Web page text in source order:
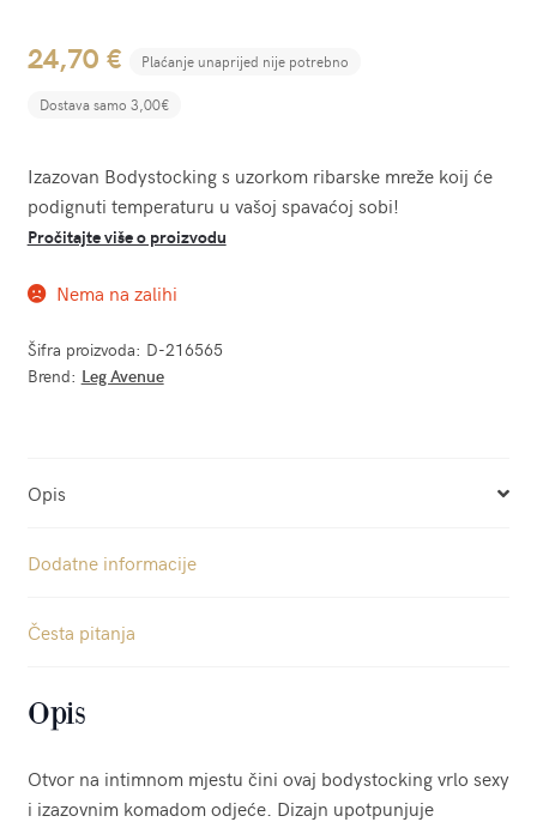
24,70 € Plaćanje unaprijed nije potrebno
Dostava samo 3,00€
Izazovan Bodystocking s uzorkom ribarske mreže koij će
podignuti temperaturu u vašoj spavaćoj sobi!
Pročitajte više o proizvodu
Nema na zalihi
Šifra proizvoda: D-216565
Brend: Leg Avenue
Opis
Dodatne informacije
Česta pitanja
Opis
Otvor na intimnom mjestu čini ovaj bodystocking vrlo sexy
i izazovnim komadom odjeće. Dizajn upotpunjuje